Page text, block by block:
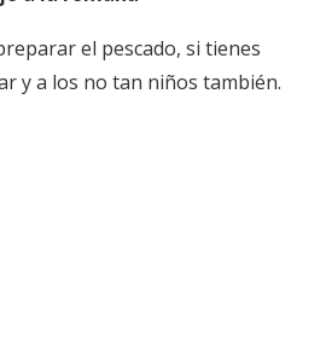
el pescado, si tienes
y a los no tan niños también.